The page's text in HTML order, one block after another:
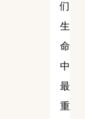
们
生
命
中
最
重